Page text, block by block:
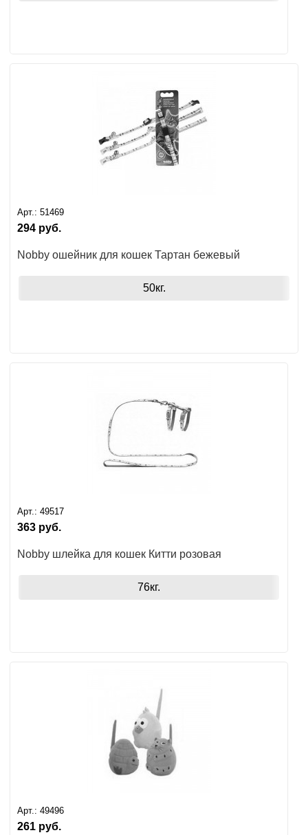
Арт.: 51469
294 руб.
Nobby ошейник для кошек Тартан бежевый
50кг.
Арт.: 49517
363 руб.
Nobby шлейка для кошек Китти розовая
76кг.
Арт.: 49496
261 руб.